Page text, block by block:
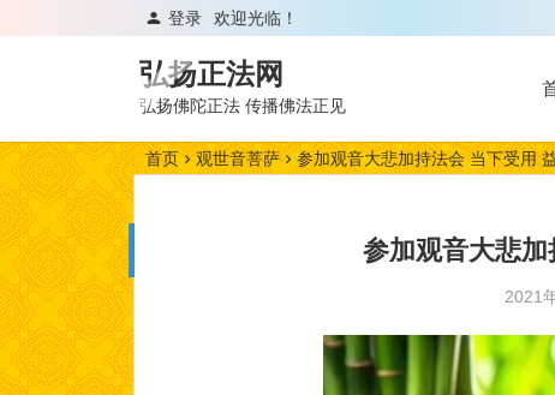
欢迎光临！
登录
弘扬正法网
弘扬佛陀正法 传播佛法正见
首页 观世音菩萨 参加观音大悲加持法会 当下受用
参加观音大悲
2021